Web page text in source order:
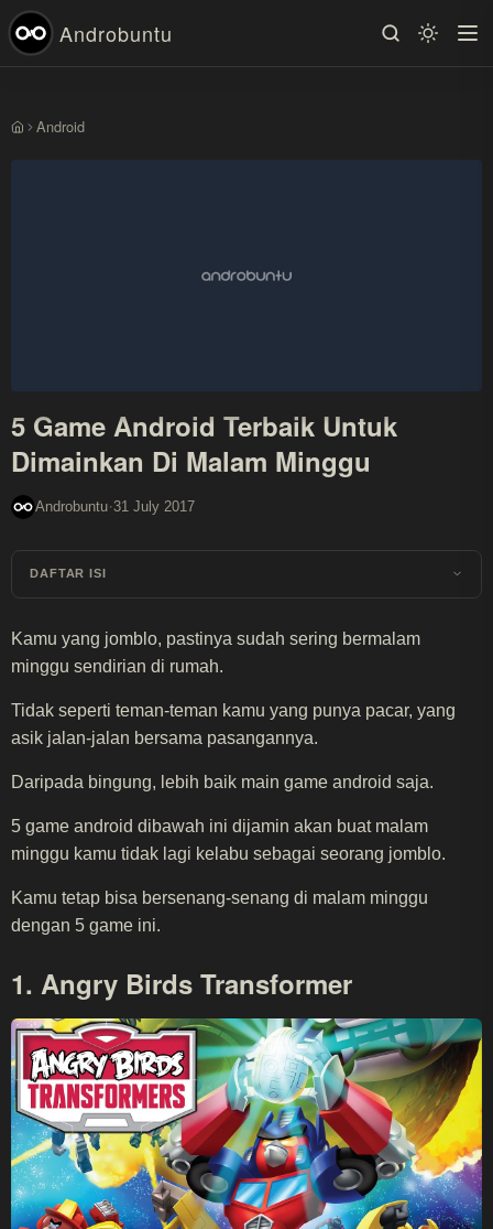
Androbuntu
BerandaAndroid
5 Game Android Terbaik Untuk
Dimainkan Di Malam Minggu
Androbuntu·31 July 2017
DAFTAR ISI
Kamu yang jomblo, pastinya sudah sering bermalam
minggu sendirian di rumah.
Tidak seperti teman-teman kamu yang punya pacar, yang
asik jalan-jalan bersama pasangannya.
Daripada bingung, lebih baik main game android saja.
5 game android dibawah ini dijamin akan buat malam
minggu kamu tidak lagi kelabu sebagai seorang jomblo.
Kamu tetap bisa bersenang-senang di malam minggu
dengan 5 game ini.
1. Angry Birds Transformer